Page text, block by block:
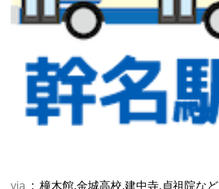
via : 橦木館,金城高校,建中寺,貞祖院など